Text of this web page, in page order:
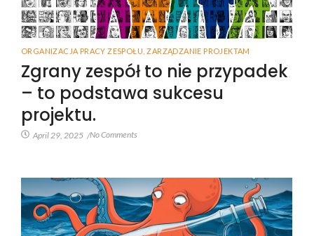
ORGANIZACJA PRACY ZESPOŁU ZARZĄDZANIE PROJEKTAM
Zgrany zespół to nie przypadek
– to podstawa sukcesu
projektu.
April 29, 2025 /No Comments